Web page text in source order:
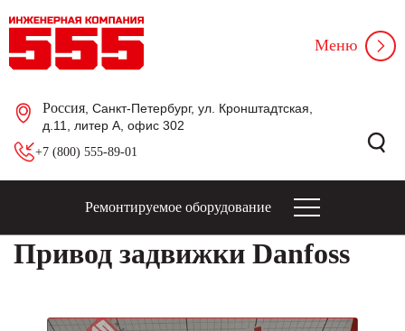
Россия , Санкт-Петербург, ул. Кронштадтская,
д.11, литер А, офис 302
+7 (800) 555-89-01
Меню
Ремонтируемое оборудование
Привод задвижки Danfoss